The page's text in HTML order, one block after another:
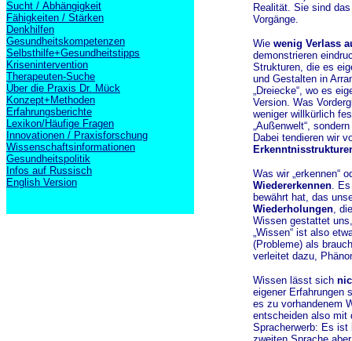
Sucht / Abhängigkeit
Fähigkeiten / Stärken
Denkhilfen
Gesundheitskompetenzen
Selbsthilfe+Gesundheitstipps
Krisenintervention
Therapeuten-Suche
Über die Praxis Dr. Mück
Konzept+Methoden
Erfahrungsberichte
Lexikon/Häufige Fragen
Innovationen / Praxisforschung
Wissenschaftsinformationen
Gesundheitspolitik
Infos auf Russisch
English Version
Realität. Sie sind
Vorgänge.
Wie wenig Verlass
demonstrieren
Strukturen, die es
und Gestalten in
„Dreiecke“, wo es
Version. Was
weniger willkürlich
„Außenwelt“,
Dabei tendieren wir
Was wir „erkennen“
Wiedererkennen.
bewährt hat, das
Wiederholungen,
Wissen gestattet
„Wissen“ ist also
(Probleme) als
verleitet dazu,
Wissen lässt sich
eigener Erfahrungen
es zu vorhandenem
entscheiden also mit
Spracherwerb: Es ist